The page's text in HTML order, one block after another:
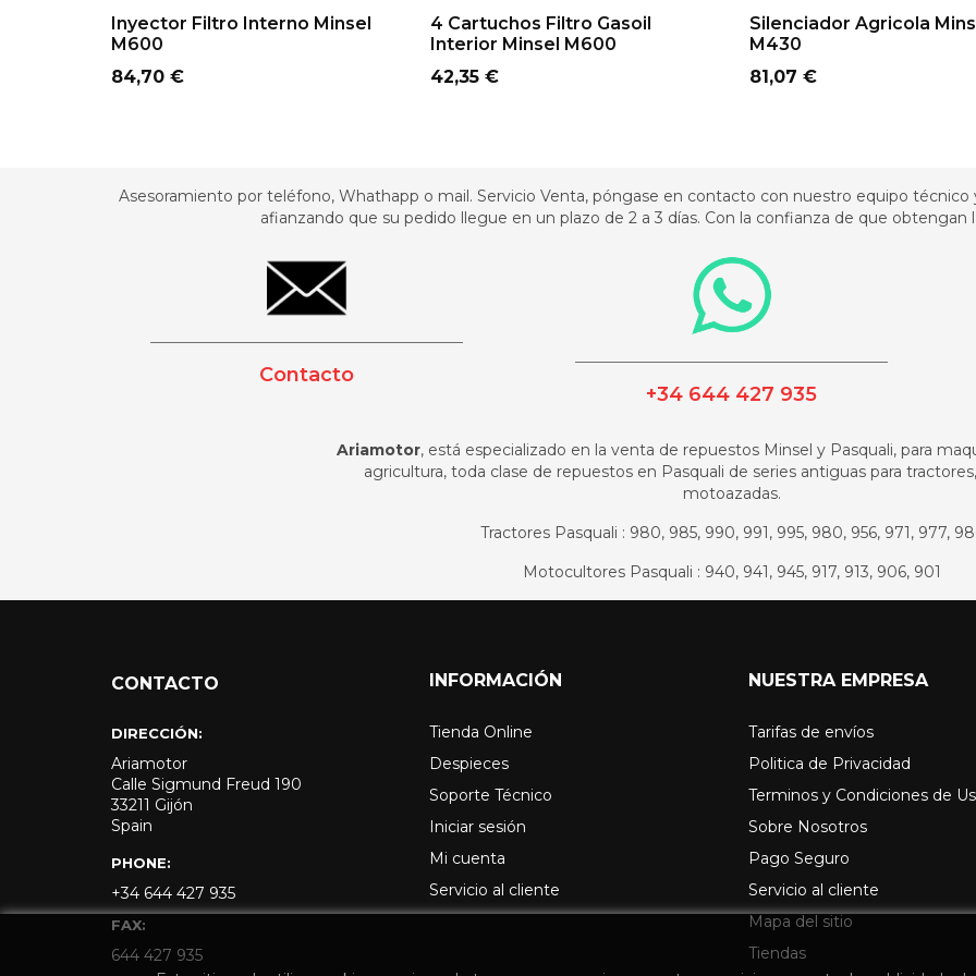
Inyector Filtro Interno Minsel
M600
Precio
84,70 €
4 Cartuchos Filtro Gasoil
Interior Minsel M600
Precio
42,35 €
Silenciador Agricola
M430
Precio
81,07 €
Asesoramiento por teléfono, Whathapp o mail. Servicio Venta, póngase en contacto con nuestro equipo
afianzando que su pedido llegue en un plazo de 2 a 3 días. Con la confianza de que obtengan
Contacto
+34 644 427 935
Ariamotor, está especializado en la venta de repuestos Minsel y Pasquali, para
agricultura, toda clase de repuestos en Pasquali de series antiguas para
motoazadas.
Tractores Pasquali : 980, 985, 990, 991, 995, 980, 956, 971, 977,
Motocultores Pasquali : 940, 941, 945, 917, 913, 906, 901
CONTACTO
DIRECCIÓN:
Ariamotor
Calle Sigmund Freud 190
33211 Gijón
Spain
PHONE:
+34 644 427 935
FAX:
644 427 935
INFORMACIÓN
Tienda Online
Despieces
Soporte Técnico
Iniciar sesión
Mi cuenta
Servicio al cliente
NUESTRA EMPRESA
Tarifas de envíos
Politica de Privacidad
Terminos y Condiciones de
Sobre Nosotros
Pago Seguro
Servicio al cliente
Mapa del sitio
Tiendas